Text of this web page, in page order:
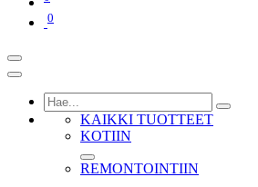
0
KAIKKI TUOTTEET
KOTIIN
REMONTOINTIIN